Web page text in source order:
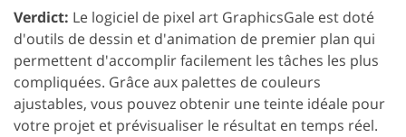
Verdict: Le logiciel de pixel art GraphicsGale est doté
d'outils de dessin et d'animation de premier plan qui
permettent d'accomplir facilement les tâches les plus
compliquées. Grâce aux palettes de couleurs
ajustables, vous pouvez obtenir une teinte idéale pour
votre projet et prévisualiser le résultat en temps réel.